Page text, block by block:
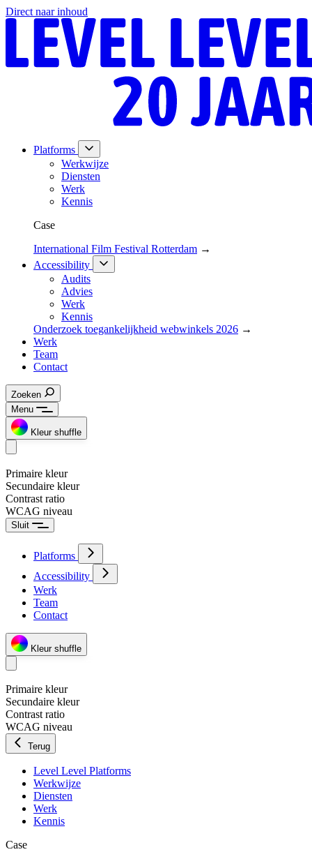
Direct naar inhoud
Platforms
Werkwijze
Diensten
Werk
Kennis
Case
International Film Festival Rotterdam →
Accessibility
Audits
Advies
Werk
Kennis
Onderzoek toegankelijkheid webwinkels 2026 →
Werk
Team
Contact
Zoeken
Menu
Kleur shuffle
Primaire kleur
Secundaire kleur
Contrast ratio
WCAG niveau
Sluit
Platforms
Accessibility
Werk
Team
Contact
Kleur shuffle
Primaire kleur
Secundaire kleur
Contrast ratio
WCAG niveau
Terug
Level Level Platforms
Werkwijze
Diensten
Werk
Kennis
Case